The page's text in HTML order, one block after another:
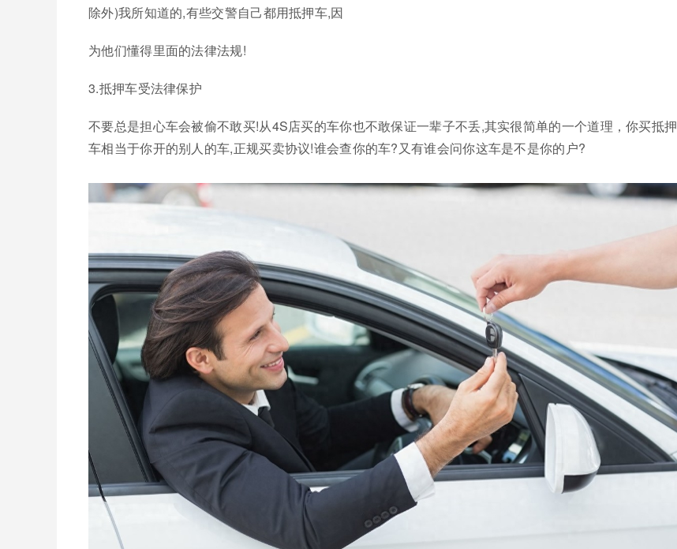
除外)我所知道的,有些交警自己都用抵押车,因
为他们懂得里面的法律法规!
3.抵押车受法律保护
不要总是担心车会被偷不敢买!从4S店买的车你也不敢保证一辈子不丢,其实很简单的一个道理，你买抵押
车相当于你开的别人的车,正规买卖协议!谁会查你的车?又有谁会问你这车是不是你的户?